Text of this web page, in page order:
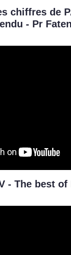
chiffres de
- Pr
- The best of